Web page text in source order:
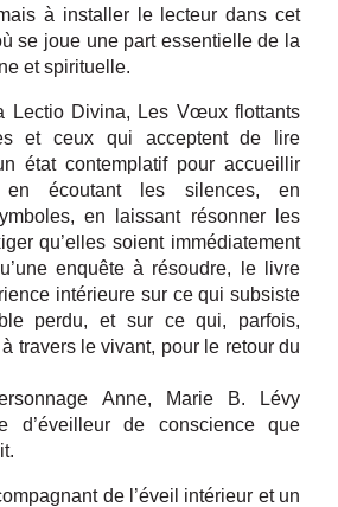
à installer le lecteur dans cet
se joue une part essentielle de la
et spirituelle.
Lectio Divina, Les Vœux flottants
et ceux qui acceptent de lire
état contemplatif pour accueillir
écoutant les silences, en
en laissant résonner les
qu’elles soient immédiatement
enquête à résoudre, le livre
intérieure sur ce qui subsiste
perdu, et sur ce qui, parfois,
travers le vivant, pour le retour du
Anne, Marie B. Lévy
d’éveilleur de conscience que
de l’éveil intérieur et un